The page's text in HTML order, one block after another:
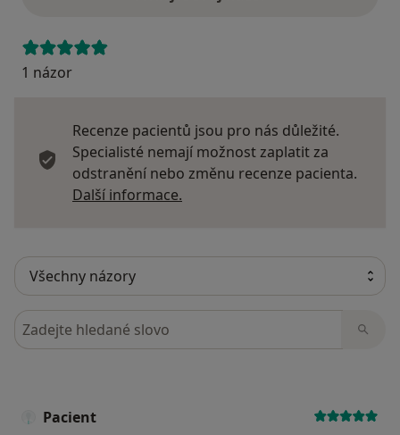
1 názor
Recenze pacientů jsou pro nás důležité.
Specialisté nemají možnost zaplatit za
odstranění nebo změnu recenze pacienta.
Další informace.
Hledejte v názorech
Pacient